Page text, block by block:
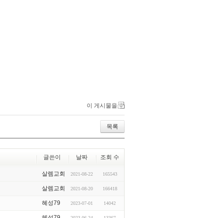
이 게시물을
목록
글쓴이 날짜 조회 수
살렘교회 2021-08-22 165543
살렘교회 2021-08-20 166418
혜성79 2023-07-01 14042